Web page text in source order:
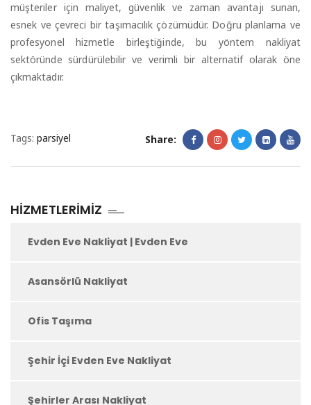
müşteriler için maliyet, güvenlik ve zaman avantajı sunan,
esnek ve çevreci bir taşımacılık çözümüdür. Doğru planlama ve
profesyonel hizmetle birleştiğinde, bu yöntem nakliyat
sektöründe sürdürülebilir ve verimli bir alternatif olarak öne
çıkmaktadır.
Tags: parsiyel Share:
HIZMETLERIMIZ
Evden Eve Nakliyat | Evden Eve
Asansörlü Nakliyat
Ofis Taşıma
Şehir İçi Evden Eve Nakliyat
Şehirler Arası Nakliyat